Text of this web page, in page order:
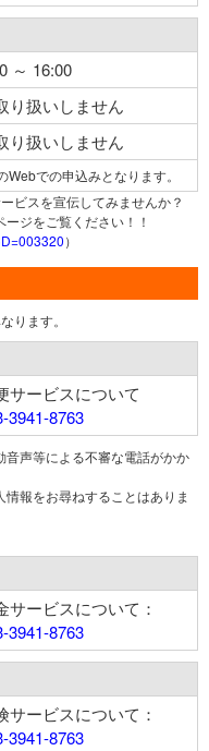
～ 16:00
り扱いしません
り扱いしません
での申込みとなります。
ビスを宣伝してみませんか？
ジをご覧ください！！
）
ります。
サービスについて
3941-8763
音声等による不審な電話がかか
報をお尋ねすることはありま
サービスについて：
3941-8763
サービスについて：
3941-8763